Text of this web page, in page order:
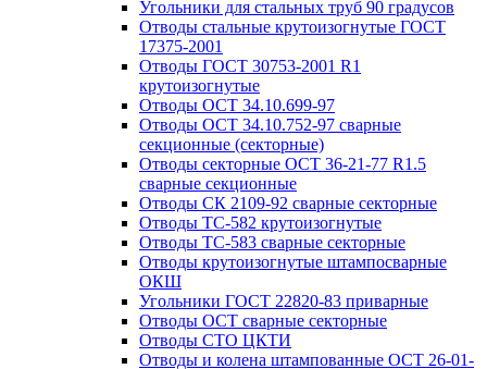
Угольники для стальных труб 90 градусов
Отводы стальные крутоизогнутые ГОСТ
17375-2001
Отводы ГОСТ 30753-2001 R1
крутоизогнутые
Отводы ОСТ 34.10.699-97
Отводы ОСТ 34.10.752-97 сварные
секционные (секторные)
Отводы секторные ОСТ 36-21-77 R1.5
сварные секционные
Отводы СК 2109-92 сварные секторные
Отводы ТС-582 крутоизогнутые
Отводы ТС-583 сварные секторные
Отводы крутоизогнутые штампосварные
ОКШ
Угольники ГОСТ 22820-83 приварные
Отводы ОСТ сварные секторные
Отводы СТО ЦКТИ
Отводы и колена штампованные ОСТ 26-01-